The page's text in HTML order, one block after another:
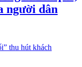
người dân